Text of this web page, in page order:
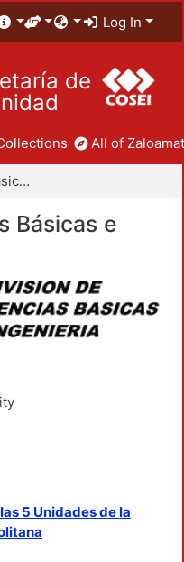
Log In
de
All of
División de Ciencias Básicas e Ingeniería
Básicas e
5 Unidades de la